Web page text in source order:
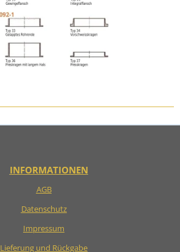
INFORMATIONEN
AGB
Datenschutz
Impressum
Lieferung und Rückgabe